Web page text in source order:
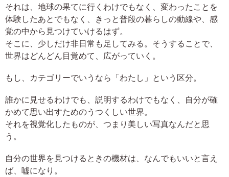
それは、地球の果てに行くわけでもなく、変わったことを
体験したあとでもなく、きっと普段の暮らしの動線や、感
覚の中から見つけていけるはず。
そこに、少しだけ非日常も足してみる。そうすることで、
世界はどんどん目覚めて、広がっていく。
もし、カテゴリーでいうなら「わたし」という区分。
誰かに見せるわけでも、説明するわけでもなく、自分が確
かめて思い出すためのうつくしい世界。
それを視覚化したものが、つまり美しい写真なんだと思
う。
自分の世界を見つけるときの機材は、なんでもいいと言え
ば、嘘になり。